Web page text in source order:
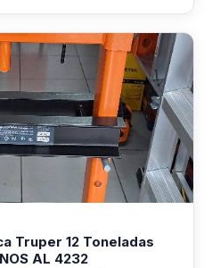
Truper 12 Toneladas
AL 4232